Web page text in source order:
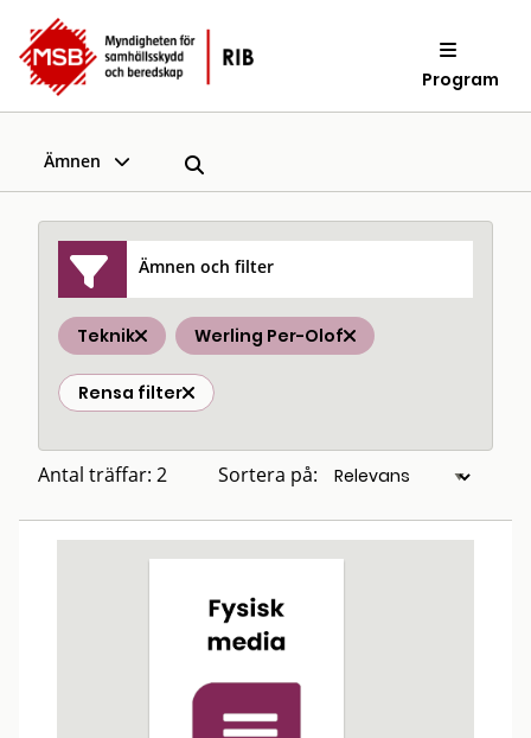
Program
Ämnen
Ämnen och filter
Teknik Werling Per-Olof
Rensa filter
Antal träffar: 2 Sortera på: